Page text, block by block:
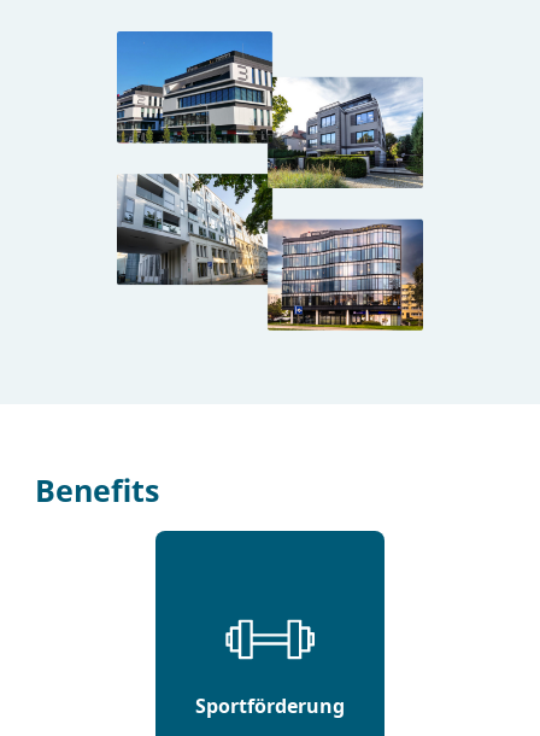
Benefits
Sportförderung